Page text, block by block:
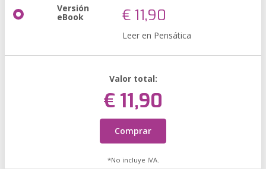
Versión
eBook € 11,90
Leer en Pensática
Valor total:
€ 11,90
Comprar
*No incluye IVA.